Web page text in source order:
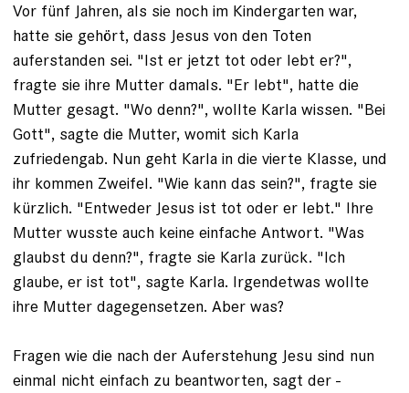
Vor fünf Jahren, als sie noch im Kindergarten war,
hatte sie gehört, dass Jesus von den ­Toten
auferstanden sei. "Ist er jetzt tot oder lebt er?",
fragte sie ihre Mutter damals. "Er lebt", hatte die
Mutter gesagt. "Wo denn?", wollte Karla wissen. "Bei
Gott", sagte die Mutter, womit sich Karla
zufriedengab. Nun geht Karla in die vierte Klasse, und
ihr kommen Zweifel. "Wie kann das sein?", fragte sie
kürzlich. "Entweder Jesus ist tot oder er lebt." Ihre
Mutter wusste auch keine einfache Antwort. "Was
glaubst du denn?", fragte sie Karla zurück. "Ich
glaube, er ist tot", sagte Karla. Irgendetwas wollte
ihre Mutter dagegensetzen. Aber was?
Fragen wie die nach der Auferstehung Jesu sind nun
einmal nicht einfach zu beantworten, sagt der ­